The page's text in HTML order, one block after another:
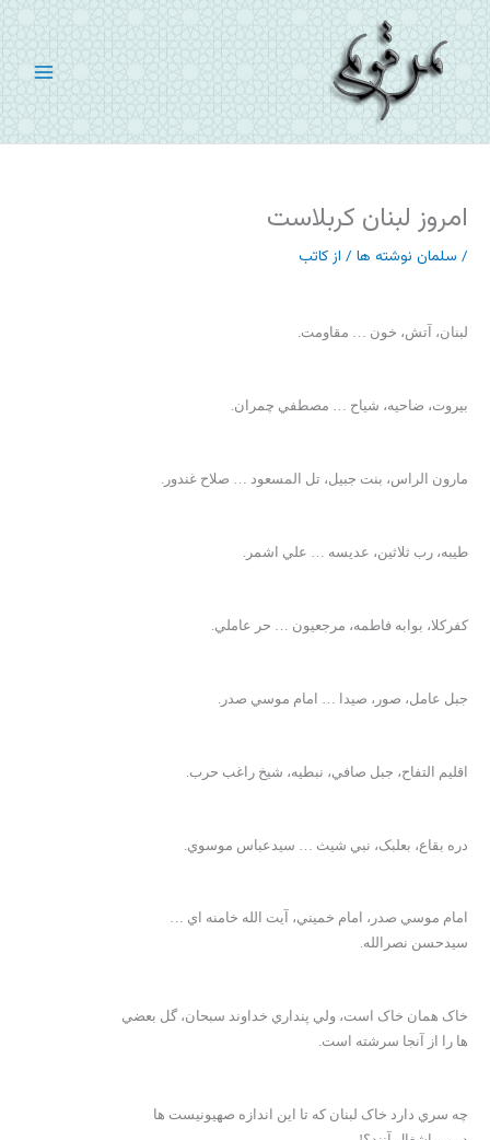
پرش
به
محتوا
امروز لبنان کربلاست
/ سلمان نوشته ها / از کاتب
لبنان، آتش، خون … مقاومت.
بيروت، ضاحيه، شياح … مصطفي چمران.
مارون الراس، بنت جبيل، تل المسعود … صلاح غندور.
طيبه، رب ثلاثين، عديسه … علي اشمر.
کفرکلا، بوابه فاطمه، مرجعيون … حر عاملي.
جبل عامل، صور، صيدا … امام موسي صدر.
اقليم التفاح، جبل صافي، نبطيه، شيخ راغب حرب.
دره بقاع، بعلبک، نبي شيث … سيدعباس موسوي.
امام موسي صدر، امام خميني، آيت الله خامنه اي …
سيدحسن نصرالله.
خاک همان خاک است، ولي پنداري خداوند سبحان، گل بعضي
ها را از آنجا سرشته است.
چه سري دارد خاک لبنان که تا اين اندازه صهيونيست ها